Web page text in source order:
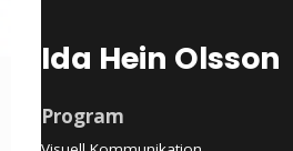
Ida Hein Olsson
Program